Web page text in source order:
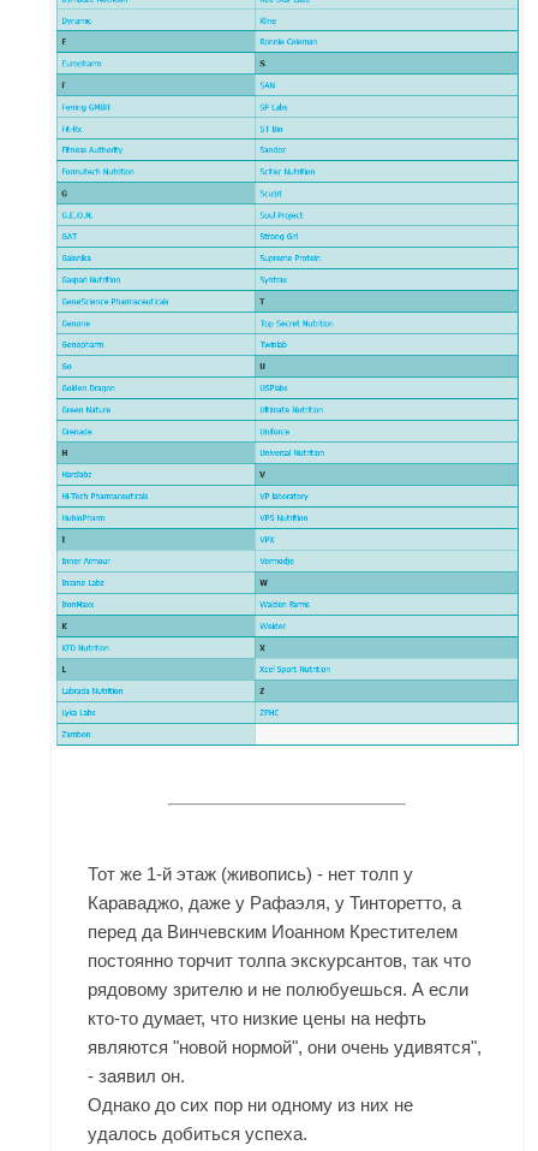
Тот же 1-й этаж (живопись) - нет толп у
Караваджо, даже у Рафаэля, у Тинторетто, а
перед да Винчевским Иоанном Крестителем
постоянно торчит толпа экскурсантов, так что
рядовому зрителю и не полюбуешься. А если
кто-то думает, что низкие цены на нефть
являются "новой нормой", они очень удивятся",
- заявил он.
Однако до сих пор ни одному из них не
удалось добиться успеха.